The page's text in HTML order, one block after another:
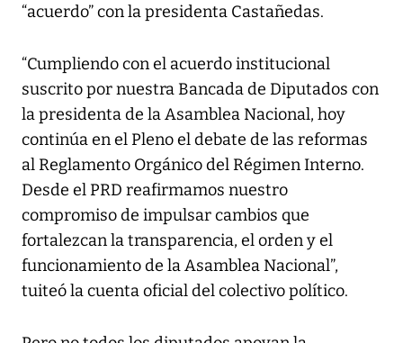
“acuerdo” con la presidenta Castañedas.
“Cumpliendo con el acuerdo institucional
suscrito por nuestra Bancada de Diputados con
la presidenta de la Asamblea Nacional, hoy
continúa en el Pleno el debate de las reformas
al Reglamento Orgánico del Régimen Interno.
Desde el PRD reafirmamos nuestro
compromiso de impulsar cambios que
fortalezcan la transparencia, el orden y el
funcionamiento de la Asamblea Nacional”,
tuiteó la cuenta oficial del colectivo político.